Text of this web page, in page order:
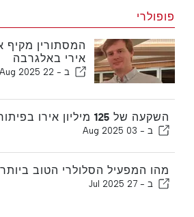
פופולרי
המסתורין מקיף
אירי באלגרבה
ב - 22 Aug 2025
השקעה של 125 מיליון אירו בפיתוח אלגרבה
ב - 03 Aug 2025
מהו המפעיל הסלולרי הטוב
ב - 27 Jul 2025